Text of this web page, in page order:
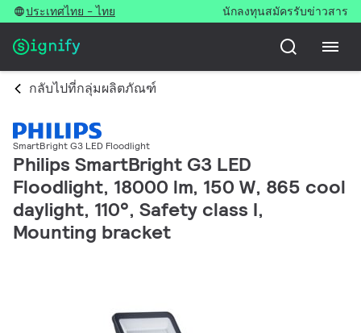
ประเทศไทย - ไทย นักลงทุนสมัครรับข่าวสาร
กลับไปที่กลุ่มผลิตภัณฑ์
SmartBright G3 LED Floodlight
Philips SmartBright G3 LED
Floodlight, 18000 lm, 150 W, 865 cool
daylight, 110°, Safety class I,
Mounting bracket